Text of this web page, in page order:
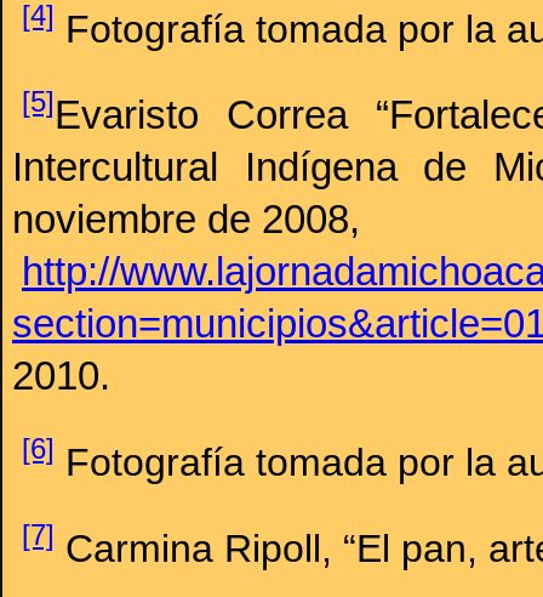
[4] Fotografía tomada por la
[5]Evaristo Correa
Intercultural Indígena de
noviembre de 2008,
http://
2010.
[6] Fotografía tomada por la
[7] Carmina Ripoll, “El pan,